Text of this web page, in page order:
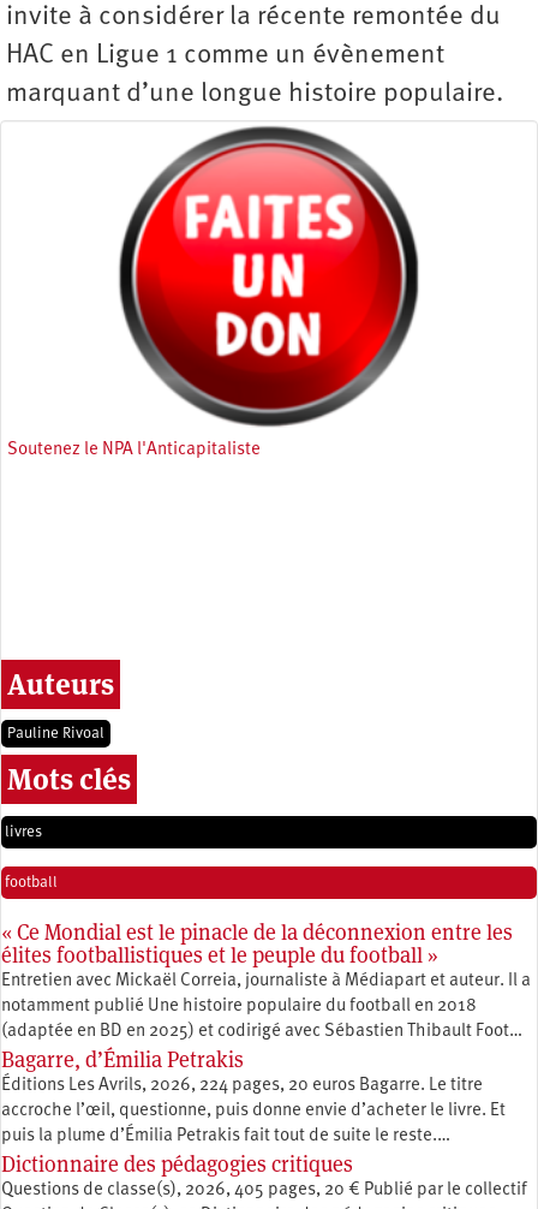
invite à considérer la récente remontée du
HAC en Ligue 1 comme un évènement
marquant d’une longue histoire populaire.
Soutenez le NPA l'Anticapitaliste
Auteurs
Pauline Rivoal
Mots clés
livres
football
« Ce Mondial est le pinacle de la déconnexion entre les
élites footballistiques et le peuple du football »
Entretien avec Mickaël Correia, journaliste à Médiapart et auteur. Il a
notamment publié Une histoire populaire du football en 2018
(adaptée en BD en 2025) et codirigé avec Sébastien Thibault Foot…
Bagarre, d’Émilia Petrakis
Éditions Les Avrils, 2026, 224 pages, 20 euros Bagarre. Le titre
accroche l’œil, questionne, puis donne envie d’acheter le livre. Et
puis la plume d’Émilia Petrakis fait tout de suite le reste.…
Dictionnaire des pédagogies critiques
Questions de classe(s), 2026, 405 pages, 20 € Publié par le collectif